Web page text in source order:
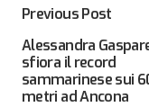
Previous Post
Alessandra
sfiora il record
sammarinese sui
metri ad Ancona